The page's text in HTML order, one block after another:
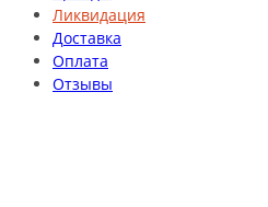
Ликвидация
Доставка
Оплата
Отзывы